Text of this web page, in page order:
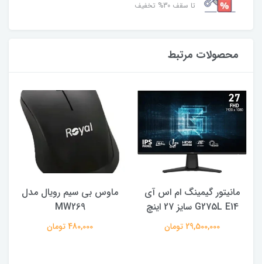
تا سقف 30% تخفیف
محصولات مرتبط
مانیتور گیمینگ ام اس آی
G275L E14 سایز 27 اینچ
29,500,000 تومان
ماوس بی سیم رویال مدل
MW269
480,000 تومان